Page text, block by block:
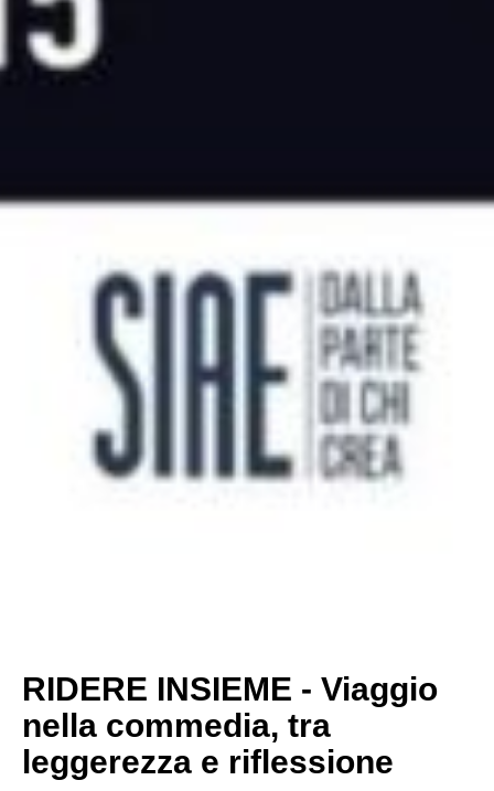
RIDERE INSIEME - Viaggio
nella commedia, tra
leggerezza e riflessione